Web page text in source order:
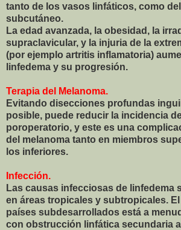
tanto de los vasos linfáticos, como
subcutáneo.
La edad avanzada, la obesidad, la
supraclavicular, y la injuria de la
(por ejemplo artritis inflamatoria)
linfedema y su progresión.
Terapia del Melanoma.
Evitando disecciones profundas
posible, puede reducir la incidencia
poroperatorio, y este es una
del melanoma tanto en miembros
los inferiores.
Infección.
Las causas infecciosas de linfedema
en áreas tropicales y subtropicales.
países subdesarrollados está a
con obstrucción linfática secundaria